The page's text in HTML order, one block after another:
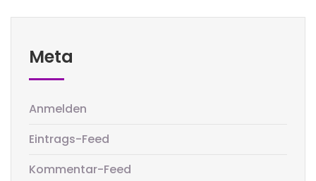
Meta
Anmelden
Eintrags-Feed
Kommentar-Feed